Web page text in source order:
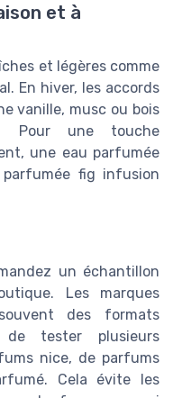
et à
et légères comme
En hiver, les accords
vanille, musc ou bois
Pour une touche
une eau parfumée
fig infusion
un échantillon
Les marques
des formats
de tester plusieurs
nice, de parfums
Cela évite les